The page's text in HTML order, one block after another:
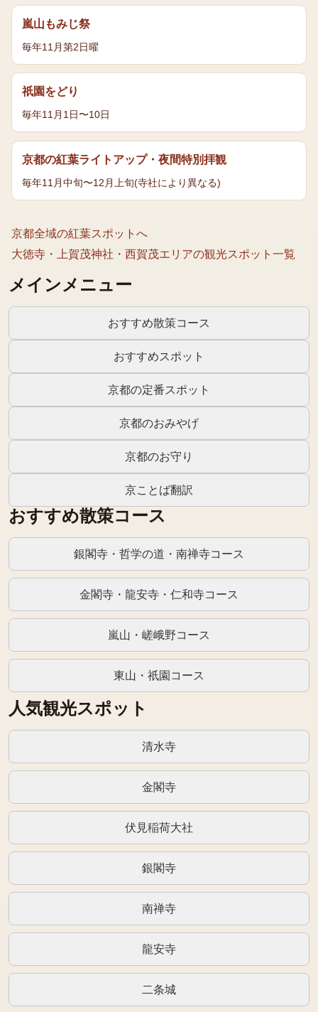
メインメニュー
おすすめ散策コース
おすすめスポット
京都の定番スポット
京都のおみやげ
京都のお守り
京ことば翻訳
おすすめ散策コース
銀閣寺・哲学の道・南禅寺コース
金閣寺・龍安寺・仁和寺コース
嵐山・嵯峨野コース
東山・祇園コース
人気観光スポット
清水寺
金閣寺
伏見稲荷大社
銀閣寺
南禅寺
龍安寺
二条城
嵐山もみじ祭
毎年11月第2日曜
祇園をどり
毎年11月1日〜10日
京都の紅葉ライトアップ・夜間特別拝観
毎年11月中旬〜12月上旬(寺社により異なる)
京都全域の紅葉スポットへ
大徳寺・上賀茂神社・西賀茂エリアの観光スポット一覧